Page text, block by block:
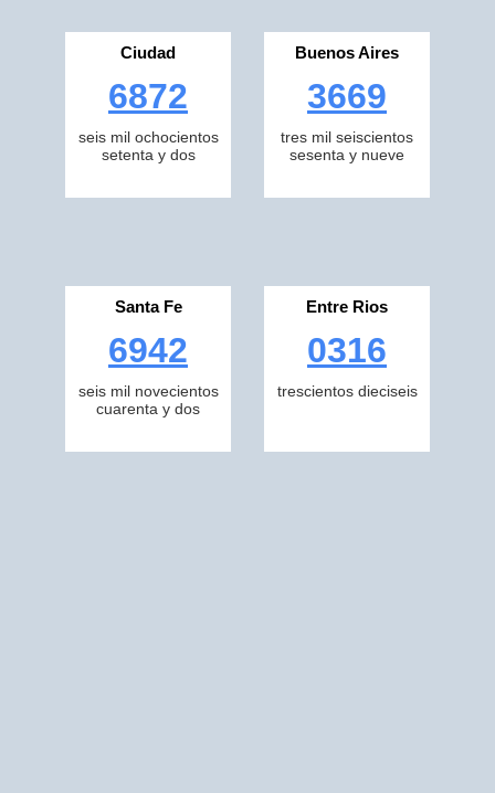
Ciudad
6872
seis mil ochocientos
setenta y dos
Buenos Aires
3669
tres mil seiscientos
sesenta y nueve
Santa Fe
6942
seis mil novecientos
cuarenta y dos
Entre Rios
0316
trescientos dieciseis